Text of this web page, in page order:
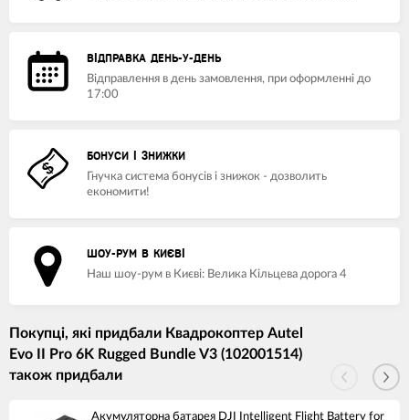
ВІДПРАВКА ДЕНЬ-У-ДЕНЬ
Відправлення в день замовлення, при оформленні до
17:00
БОНУСИ І ЗНИЖКИ
Гнучка система бонусів і знижок - дозволить
економити!
ШОУ-РУМ В КИЄВІ
Наш шоу-рум в Києві: Велика Кільцева дорога 4
Покупці, які придбали Квадрокоптер Autel
Evo II Pro 6K Rugged Bundle V3 (102001514)
також придбали
Акумуляторна батарея DJI Intelligent Flight Battery for